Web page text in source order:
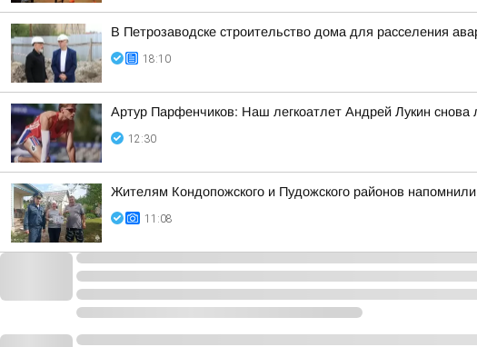
В Петрозаводске строительство дома для расселения
18:10
Артур Парфенчиков: Наш легкоатлет Андрей Лукин снова
12:30
Жителям Кондопожского и Пудожского районов
11:08